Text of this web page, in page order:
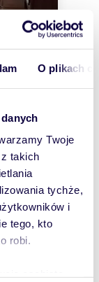
O plikach
Twoje
takich
tychże,
i
tego, kto
robi.